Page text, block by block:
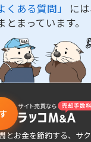
くある質問」 に
まっています。
とお金を節約する、サ